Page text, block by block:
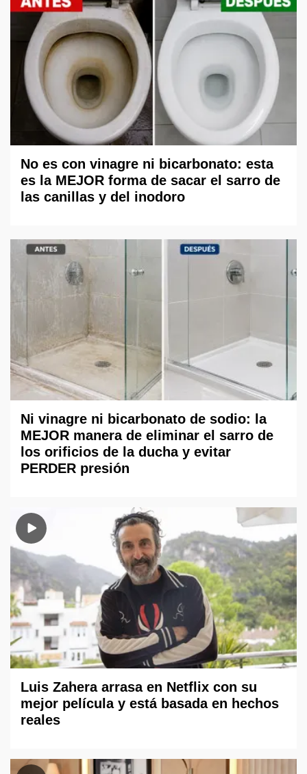
No es con vinagre ni bicarbonato: esta
es la MEJOR forma de sacar el sarro de
las canillas y del inodoro
Ni vinagre ni bicarbonato de sodio: la
MEJOR manera de eliminar el sarro de
los orificios de la ducha y evitar
PERDER presión
Luis Zahera arrasa en Netflix con su
mejor película y está basada en hechos
reales